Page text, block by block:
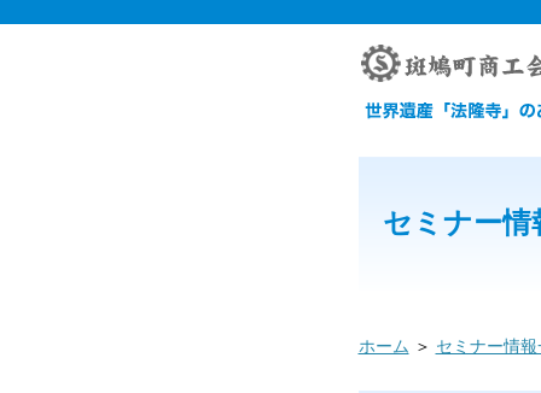
セミナー情
ホーム ＞ セミナー情報